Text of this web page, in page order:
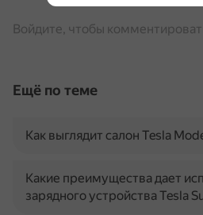
Войдите, чтобы
Ещё по теме
Как выглядит салон Tesla
Какие преимущества дает
зарядного устройства Tesla